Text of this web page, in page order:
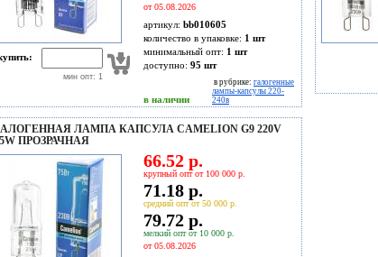
мин опт: 1
от 05.08.2026
артикул: bb010605
количество в упаковке: 1 шт
минимальный опт: 1 шт
доступно: 95 шт
в наличии
в рубрике: галогенные
лампы-капсулы 220-
240в
ЛАМПА КАПСУЛА CAMELION G9 220V
ПРОЗРАЧНАЯ
66.52 р.
крупный опт от 100 000 р.
71.18 р.
средний опт от 50 000 р.
79.72 р.
мелкий опт от 10 000 р.
от 05.08.2026